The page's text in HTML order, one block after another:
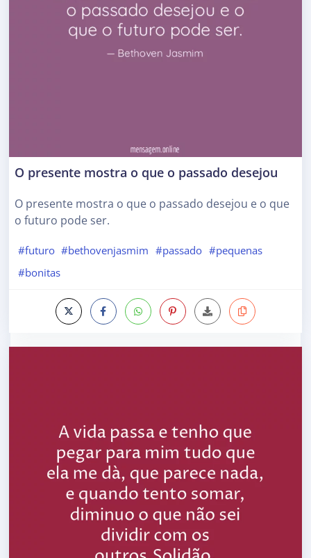
O presente mostra o que o passado desejou
O presente mostra o que o passado desejou e o que
o futuro pode ser.
#futuro #bethovenjasmim #passado #pequenas
#bonitas